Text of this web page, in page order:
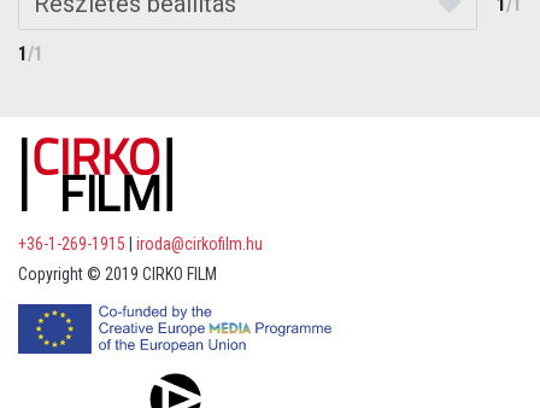
1/1
+36-1-269-1915
iroda@cirkofilm.hu
Copyright © 2019 CIRKO FILM